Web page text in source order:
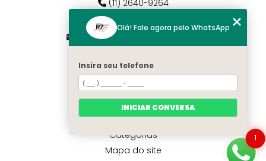
(11) 2640-9264
(11) 98784-6664
atendimento@r7print.com.br
MENU
Home
Quem somos
Contato
Categorias
Mapa do site
1
Olá! Fale agora pelo WhatsApp
Insira seu telefone
INICIAR CONVERSA